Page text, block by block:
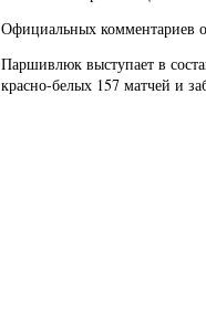
Официальных комментариев
Паршивлюк выступает в
красно-белых 157 матчей и